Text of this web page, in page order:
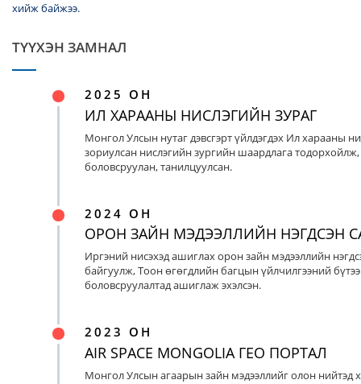
хийж байжээ.
ТҮҮХЭН ЗАМНАЛ
2025 ОН
ИЛ ХАРААНЫ НИСЛЭГИЙН ЗУРАГ
Монгол Улсын нутаг дэвсгэрт үйлдэгдэх Ил харааны
зориулсан нислэгийн зургийн шаардлага тодорхойлж,
боловсруулан, танилцуулсан.
2024 ОН
ОРОН ЗАЙН МЭДЭЭЛЛИЙН НЭГДСЭН
Иргэний нисэхэд ашиглах орон зайн мэдээллийн
байгуулж, Тоон өгөгдлийн багцын үйлчилгээний
боловсруулалтад ашиглаж эхэлсэн.
2023 ОН
AIR SPACE MONGOLIA ГЕО ПОРТАЛ
Монгол Улсын агаарын зайн мэдээллийг олон нийтэд